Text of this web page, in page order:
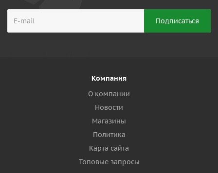
Компания
О компании
Новости
Магазины
Политика
Карта сайта
Топовые запросы